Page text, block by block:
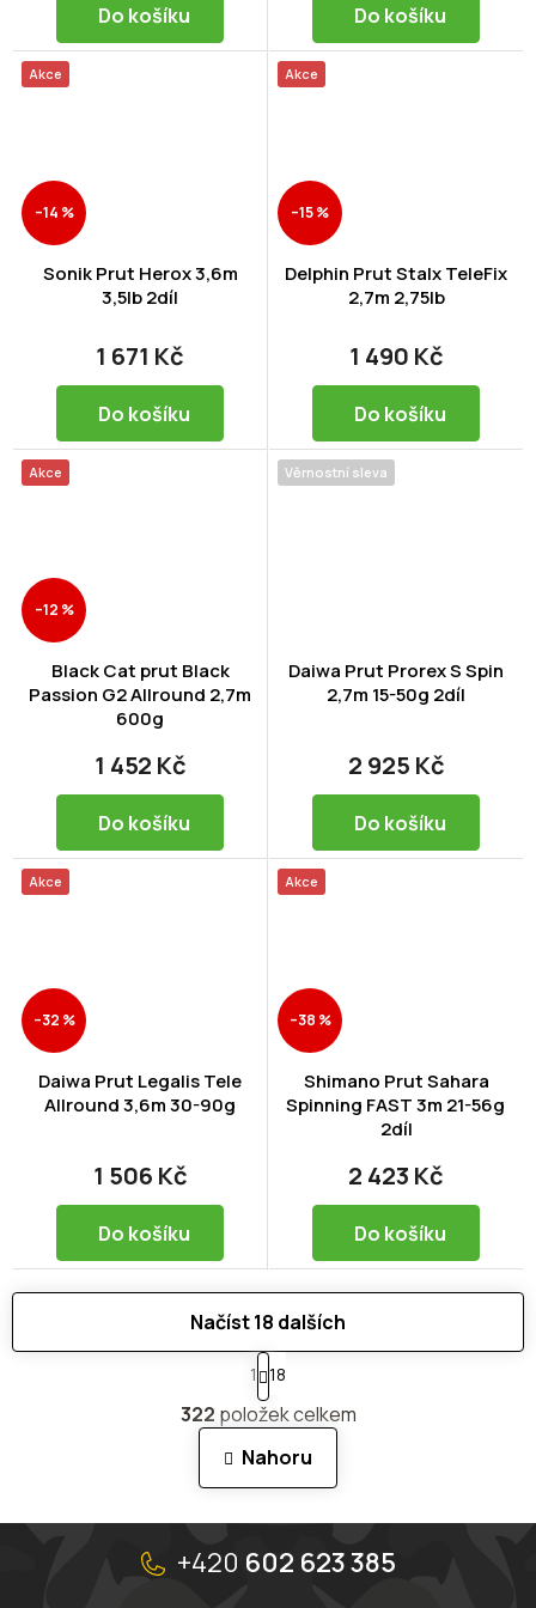
Do košíku Do košíku
Akce
–14 %
Sonik Prut Herox 3,6m
3,5lb 2díl
1 671 Kč
Do košíku
Akce
–15 %
Delphin Prut Stalx TeleFix
2,7m 2,75lb
1 490 Kč
Do košíku
Akce
–12 %
Black Cat prut Black
Passion G2 Allround 2,7m
600g
1 452 Kč
Do košíku
Věrnostní sleva
Daiwa Prut Prorex S Spin
2,7m 15-50g 2díl
2 925 Kč
Do košíku
Akce
–32 %
Daiwa Prut Legalis Tele
Allround 3,6m 30-90g
1 506 Kč
Do košíku
Akce
–38 %
Shimano Prut Sahara
Spinning FAST 3m 21-56g
2díl
2 423 Kč
Do košíku
O
v
l
á
d
í
p
Načíst 18 dalších
S
t
r
á
k
o
á
í
1 18
322 položek celkem
Nahoru
+420 602 623 385